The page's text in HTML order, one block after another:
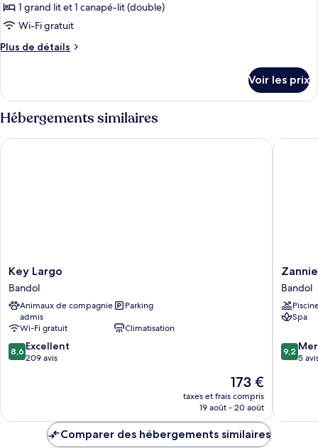
ce
type
chambre :
1 grand lit et 1 canapé-lit (double)
Wi-Fi gratuit
Plus de détails
Plus
le
type
de
chambre
Appartement
Voir les prix
Hébergements similaires
Key
Largo
Bandol
Key Largo
Bandol
Animaux de compagnie
admis
Parking
Wi-Fi gratuit
Climatisation
8.6
sur
8,6 Excellent
209 avis
Le
nouveau
prix
de
173 €
taxes et frais compris
19 août - 20 août
Key Largo
Zannier
Île
de
Bendor
Bandol
Bandol
Spa
9.2
sur
9,2
5
Zannier
Comparer des hébergements similaires